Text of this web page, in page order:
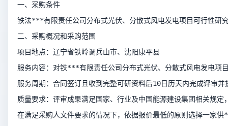
一、采购条件
铁法***有限责任公司分布式光伏、分散式风电发电项目可行性研
二、采购概况和采购范围
项目地点：辽宁省铁岭调兵山市、沈阳康平县
服务内容：对铁***有限责任公司分布式光伏、分散式风电发电项
服务周期：合同签订且收到完整可研资料后10日历天内完成评审并
质量要求：评审成果满足国家、行业及中国能源建设集团相关规
在满足采购人文件要求的情况下，依据报价最低的原则选择一家